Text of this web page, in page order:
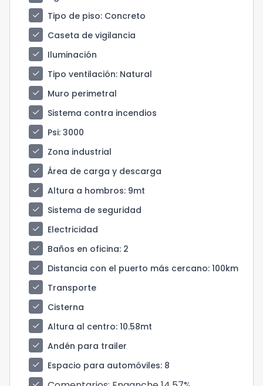
check
Tipo de piso: Concreto
check
Caseta de vigilancia
check
Iluminación
check
Tipo ventilación: Natural
check
Muro perimetral
check
Sistema contra incendios
check
Psi: 3000
check
Zona industrial
check
Área de carga y descarga
check
Altura a hombros: 9mt
check
Sistema de seguridad
check
Electricidad
check
Baños en oficina: 2
check
Distancia con el puerto más cercano: 100km
check
Transporte
check
Cisterna
check
Altura al centro: 10.58mt
check
Andén para trailer
check
Espacio para automóviles: 8